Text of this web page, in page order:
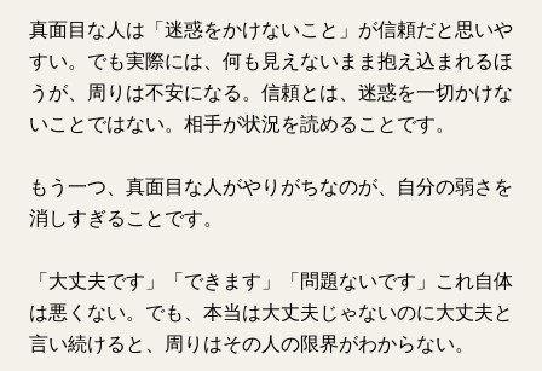
真面目な人は「迷惑をかけないこと」が信頼だと思いや
すい。でも実際には、何も見えないまま抱え込まれるほ
うが、周りは不安になる。信頼とは、迷惑を一切かけな
いことではない。相手が状況を読めることです。
もう一つ、真面目な人がやりがちなのが、自分の弱さを
消しすぎることです。
「大丈夫です」「できます」「問題ないです」これ自体
は悪くない。でも、本当は大丈夫じゃないのに大丈夫と
言い続けると、周りはその人の限界がわからない。